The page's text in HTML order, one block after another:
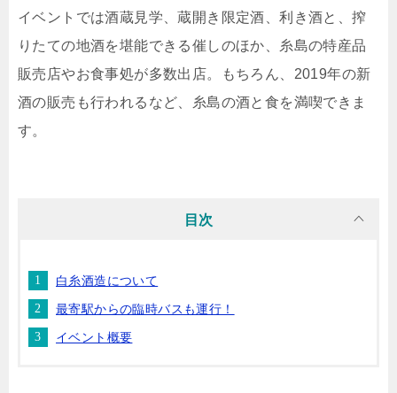
イベントでは酒蔵見学、蔵開き限定酒、利き酒と、搾
りたての地酒を堪能できる催しのほか、糸島の特産品
販売店やお食事処が多数出店。もちろん、2019年の新
酒の販売も行われるなど、糸島の酒と食を満喫できま
す。
目次
白糸酒造について
最寄駅からの臨時バスも運行！
イベント概要